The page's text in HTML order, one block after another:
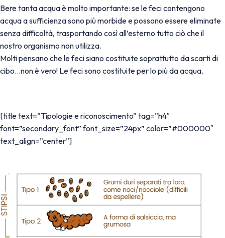
Bere tanta acqua è molto importante: se le feci contengono
acqua a sufficienza sono più morbide e possono essere eliminate
senza difficoltà, trasportando così all’esterno tutto ciò che il
nostro organismo non utilizza.
Molti pensano che le feci siano costituite soprattutto da scarti di
cibo…non è vero! Le feci sono costituite per lo più da acqua.
[title text=”Tipologie e riconoscimento” tag=”h4″
font=”secondary_font” font_size=”24px” color=”#000000″
text_align=”center”]